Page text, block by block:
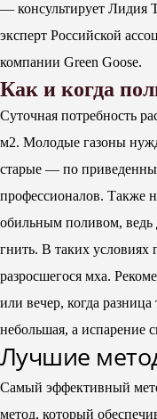
— консультирует Лидия
эксперт Российской
компании Green Goose.
Как и когда
Суточная потребность
м2. Молодые газоны
старые — по
профессионалов. Также
обильным поливом, ведь
гнить. В таких условиях
разросшегося мха.
или вечер, когда
небольшая, а испарение
Лучшие
Самый эффективный
метод, который